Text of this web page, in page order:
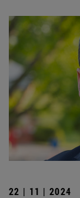
22 | 11 | 2024